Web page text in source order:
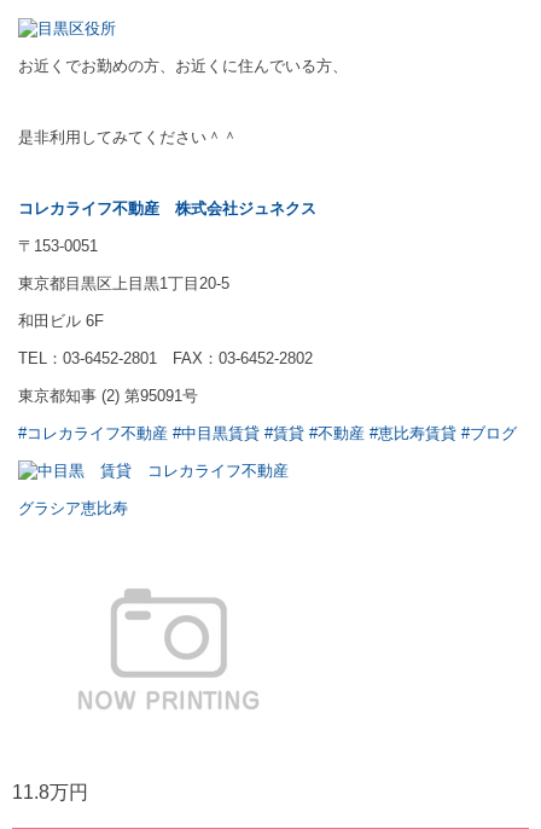
お近くでお勤めの方、お近くに住んでいる方、
是非利用してみてください＾＾
コレカライフ不動産 株式会社ジュネクス
〒153-0051
東京都目黒区上目黒1丁目20-5
和田ビル 6F
TEL：03-6452-2801 FAX：03-6452-2802
東京都知事 (2) 第95091号
#コレカライフ不動産 #中目黒賃貸 #賃貸 #不動産 #恵比寿賃貸 #ブログ
グラシア恵比寿
11.8万円